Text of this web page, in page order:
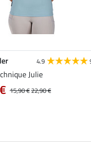
4.9
Julie
15,90 €22,90 €